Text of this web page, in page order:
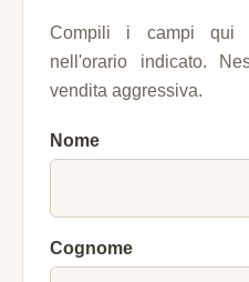
Compili i campi qui
nell'orario indicato.
vendita aggressiva.
Nome
Cognome